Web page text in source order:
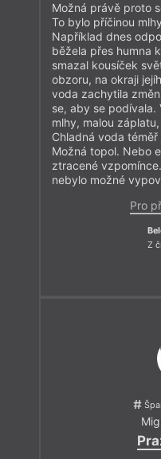
Možná právě proto
To bylo příčinou
Například dnes
běžela přes humna
smazal kousíček
obzoru, na okraji
voda zachytila
se, aby se
mlhy, malou
Chladná voda
Možná topol. Nebo
ztracené
nebylo možné
Pro
Z